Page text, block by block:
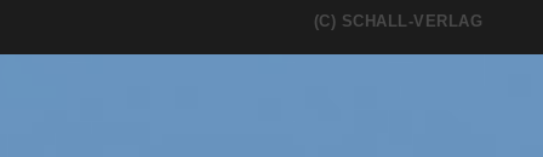
(C) SCHALL-VERLAG